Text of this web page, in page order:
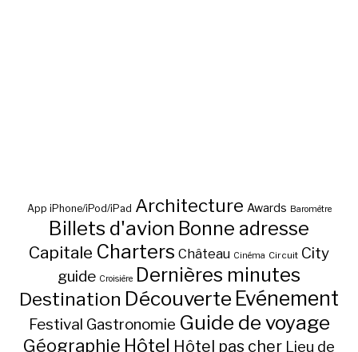
App iPhone/iPod/iPad Architecture Awards Baromètre
Billets d'avion Bonne adresse
Capitale Charters Château Cinéma Circuit City
guide Croisière Dernières minutes
Destination Découverte Evénement
Festival Gastronomie Guide de voyage
Géographie Hôtel Hôtel pas cher Lieu de